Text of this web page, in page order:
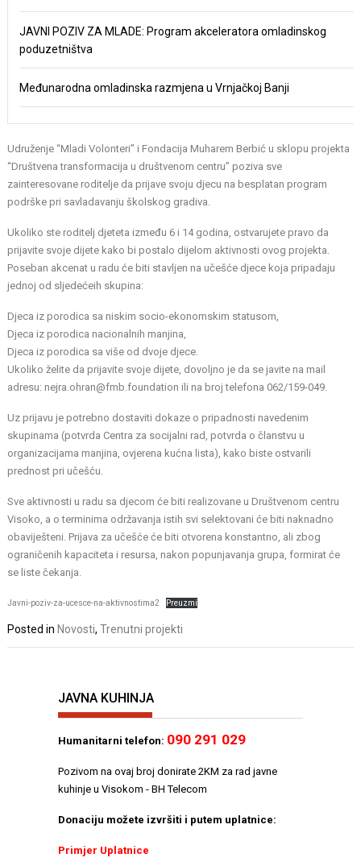
JAVNI POZIV ZA MLADE: Program akceleratora omladinskog
poduzetništva
Međunarodna omladinska razmjena u Vrnjačkoj Banji
Udruženje “Mladi Volonteri” i Fondacija Muharem Berbić u sklopu projekta
“Društvena transformacija u društvenom centru” poziva sve
zainteresovane roditelje da prijave svoju djecu na besplatan program
podrške pri savladavanju školskog gradiva.
Ukoliko ste roditelj djeteta između 6 i 14 godina, ostvarujete pravo da
prijavite svoje dijete kako bi postalo dijelom aktivnosti ovog projekta.
Poseban akcenat u radu će biti stavljen na učešće djece koja pripadaju
jednoj od sljedećeih skupina:
Djeca iz porodica sa niskim socio-ekonomskim statusom,
Djeca iz porodica nacionalnih manjina,
Djeca iz porodica sa više od dvoje djece.
Ukoliko želite da prijavite svoje dijete, dovoljno je da se javite na mail
adresu: nejra.ohran@fmb.foundation ili na broj telefona 062/159-049.
Uz prijavu je potrebno dostaviti dokaze o pripadnosti navedenim
skupinama (potvrda Centra za socijalni rad, potvrda o članstvu u
organizacijama manjina, ovjerena kućna lista), kako biste ostvarili
prednost pri učešću.
Sve aktivnosti u radu sa djecom će biti realizovane u Društvenom centru
Visoko, a o terminima održavanja istih svi selektovani će biti naknadno
obaviješteni. Prijava za učešće će biti otvorena konstantno, ali zbog
ograničenih kapaciteta i resursa, nakon popunjavanja grupa, formirat će
se liste čekanja.
Javni-poziv-za-ucesce-na-aktivnostima2 Preuzmi
Posted inNovosti,Trenutni projekti
JAVNA KUHINJA
Humanitarni telefon: 090 291 029
Pozivom na ovaj broj donirate 2KM za rad javne
kuhinje u Visokom - BH Telecom
Donaciju možete izvršiti i putem uplatnice:
Primjer Uplatnice